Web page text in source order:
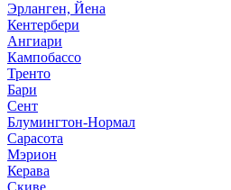
Эрланген, Йена
Кентербери
Ангиари
Кампобассо
Тренто
Бари
Сент
Блумингтон-Нормал
Сарасота
Мэрион
Керава
Скиве